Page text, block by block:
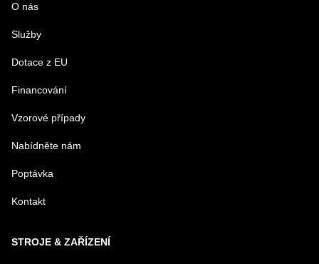
PRODUKT
MENO
E-MAIL
TELEFÓN
O nás
Služby
Dotace z EU
Financování
Vzorové případy
Nabídněte nám
Poptávka
Kontakt
STROJE & ZAŘÍZENÍ